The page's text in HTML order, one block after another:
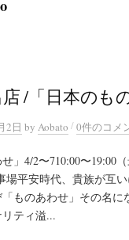
/「日本のも
2日 by Aobato /0件のコメ
」4/2〜710:00〜19:00
場平安時代、貴族が互
ものあわせ」その名に
ティ溢...